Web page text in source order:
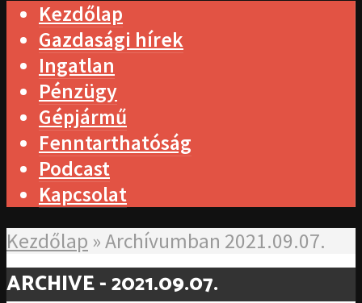
Kezdőlap
Gazdasági hírek
Ingatlan
Pénzügy
Gépjármű
Fenntarthatóság
Podcast
Kapcsolat
Kezdőlap »Archívumban 2021.09.07.
ARCHIVE - 2021.09.07.